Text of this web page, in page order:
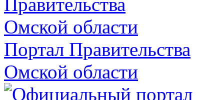
Портал Правительства
Омской области